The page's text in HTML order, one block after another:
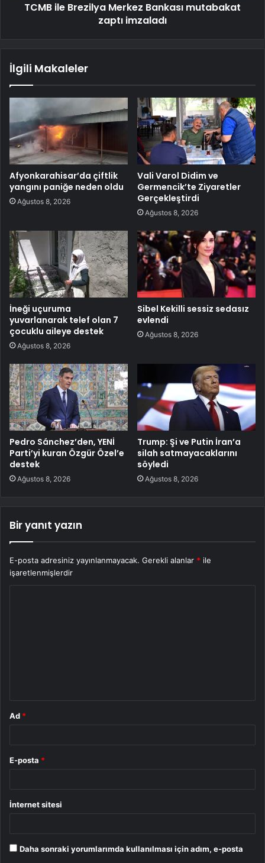
TCMB ile Brezilya Merkez Bankası mutabakat
zaptı imzaladı
İlgili Makaleler
Afyonkarahisar’da çiftlik
yangını paniğe neden oldu
Ağustos 8, 2026
Vali Varol Didim ve
Germencik’te Ziyaretler
Gerçekleştirdi
Ağustos 8, 2026
İneği uçuruma
yuvarlanarak telef olan 7
çocuklu aileye destek
Ağustos 8, 2026
Sibel Kekilli sessiz sedasız
evlendi
Ağustos 8, 2026
Pedro Sánchez’den, YENİ
Parti’yi kuran Özgür Özel’e
destek
Ağustos 8, 2026
Trump: Şi ve Putin İran’a
silah satmayacaklarını
söyledi
Ağustos 8, 2026
Bir yanıt yazın
E-posta adresiniz yayınlanmayacak. Gerekli alanlar * ile
işaretlenmişlerdir
Ad *
E-posta *
İnternet sitesi
Daha sonraki yorumlarımda kullanılması için adım, e-posta